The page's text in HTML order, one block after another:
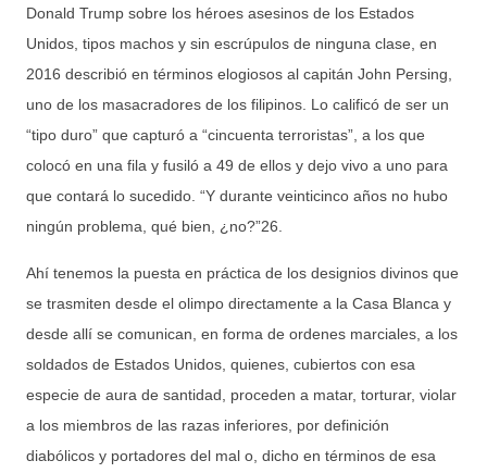
Donald Trump sobre los héroes asesinos de los Estados
Unidos, tipos machos y sin escrúpulos de ninguna clase, en
2016 describió en términos elogiosos al capitán John Persing,
uno de los masacradores de los filipinos. Lo calificó de ser un
“tipo duro” que capturó a “cincuenta terroristas”, a los que
colocó en una fila y fusiló a 49 de ellos y dejo vivo a uno para
que contará lo sucedido. “Y durante veinticinco años no hubo
ningún problema, qué bien, ¿no?”26.
Ahí tenemos la puesta en práctica de los designios divinos que
se trasmiten desde el olimpo directamente a la Casa Blanca y
desde allí se comunican, en forma de ordenes marciales, a los
soldados de Estados Unidos, quienes, cubiertos con esa
especie de aura de santidad, proceden a matar, torturar, violar
a los miembros de las razas inferiores, por definición
diabólicos y portadores del mal o, dicho en términos de esa